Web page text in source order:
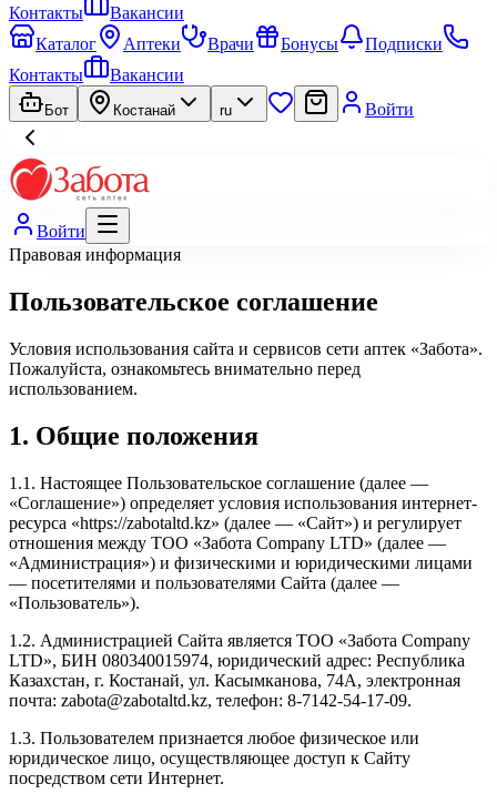
Контакты
Вакансии
Каталог
Аптеки Врачи Бонусы
Подписки
Контакты
Вакансии
Бот Костанай ru Войти
Войти
Правовая информация
Пользовательское соглашение
Условия использования сайта и сервисов сети аптек «Забота».
Пожалуйста, ознакомьтесь внимательно перед
использованием.
1. Общие положения
1.1. Настоящее Пользовательское соглашение (далее —
«Соглашение») определяет условия использования интернет-
ресурса «https://zabotaltd.kz» (далее — «Сайт») и регулирует
отношения между ТОО «Забота Company LTD» (далее —
«Администрация») и физическими и юридическими лицами
— посетителями и пользователями Сайта (далее —
«Пользователь»).
1.2. Администрацией Сайта является ТОО «Забота Company
LTD», БИН 080340015974, юридический адрес: Республика
Казахстан, г. Костанай, ул. Касымканова, 74А, электронная
почта: zabota@zabotaltd.kz, телефон: 8-7142-54-17-09.
1.3. Пользователем признается любое физическое или
юридическое лицо, осуществляющее доступ к Сайту
посредством сети Интернет.